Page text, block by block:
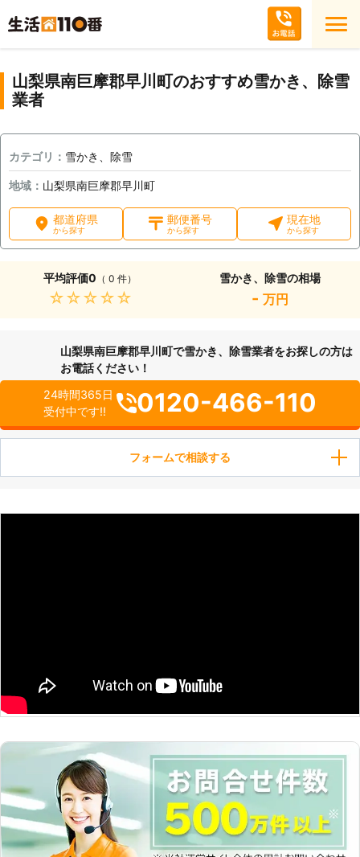
山梨県南巨摩郡早川町のおすすめ雪かき、除雪
業者
カテゴリ： 雪かき、除雪
地域： 山梨県南巨摩郡早川町
都道府県
から探す
郵便番号
から探す
現在地
から探す
平均評価0 （ 0 件）
★★★★★
雪かき、除雪の相場
- 万円
山梨県南巨摩郡早川町で雪かき、除雪業者をお探しの方は
お電話ください！
24時間365日
受付中です!!
0120-466-110
フォームで相談する